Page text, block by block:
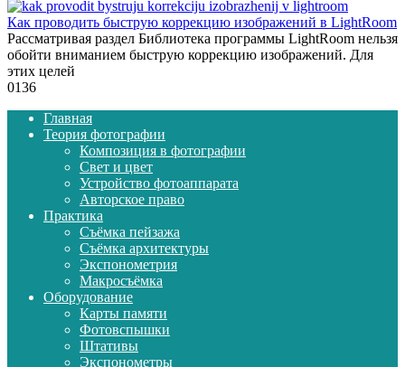
Как проводить быструю коррекцию изображений в LightRoom
Рассматривая раздел Библиотека программы LightRoom нельзя
обойти вниманием быструю коррекцию изображений. Для
этих целей
0136
Главная
Теория фотографии
Композиция в фотографии
Свет и цвет
Устройство фотоаппарата
Авторское право
Практика
Съёмка пейзажа
Съёмка архитектуры
Экспонометрия
Макросъёмка
Оборудование
Карты памяти
Фотовспышки
Штативы
Экспонометры